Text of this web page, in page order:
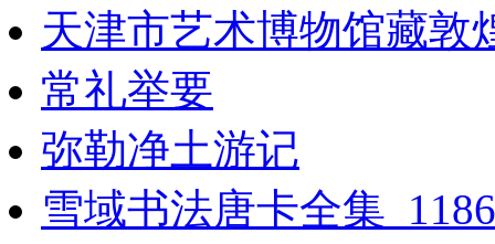
天津市艺术博物馆藏敦
常礼举要
弥勒净土游记
雪域书法唐卡全集